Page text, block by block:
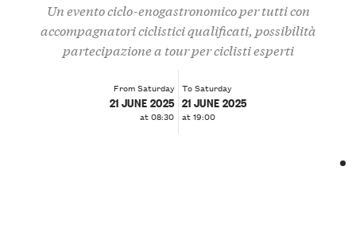
Un evento ciclo-enogastronomico per tutti con
accompagnatori ciclistici qualificati, possibilità
partecipazione a tour per ciclisti esperti
From Saturday
21 JUNE 2025
at 08:30
To Saturday
21 JUNE 2025
at 19:00